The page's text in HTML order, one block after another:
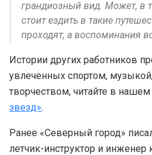
грандиозный вид. Может, в
стоит ездить в такие
проходят, а воспоминания
Истории других работников
увлеченных спортом,
творчеством, читайте в нашем
звезд».
Ранее «Северный город»
летчик-инструктор и инженер